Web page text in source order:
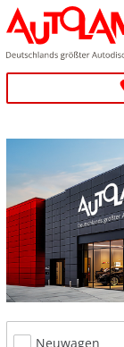
Neuwagen